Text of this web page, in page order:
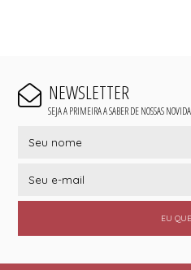
NEWSLETTER
SEJA A PRIMEIRA A SABER DE NOSSAS
EU